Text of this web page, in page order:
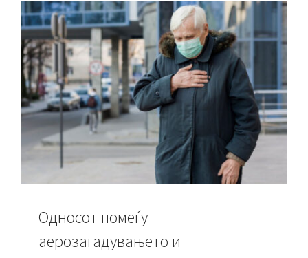
Односот помеѓу
аерозагадувањето и